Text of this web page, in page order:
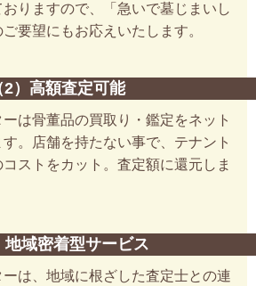
りますので、「急いで墓じまいし
要望にもお応えいたします。
2）高額査定可能
は骨董品の買取り・鑑定をネット
。店舗を持たない事で、テナント
ストをカット。査定額に還元しま
地域密着型サービス
は、地域に根ざした査定士との連